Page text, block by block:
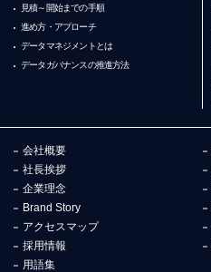
見積～開始までの手順
進め方・アプローチ
データマネジメントとは
データガバナンスの推進方法
会社概要
社長挨拶
企業理念
Brand Story
アクセスマップ
採用情報
用語集